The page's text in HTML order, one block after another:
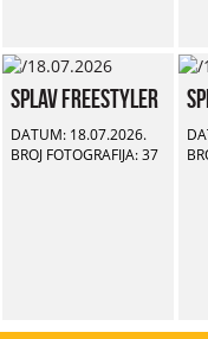
Splav Freestyler
DATUM: 18.07.2026.
BROJ FOTOGRAFIJA: 37